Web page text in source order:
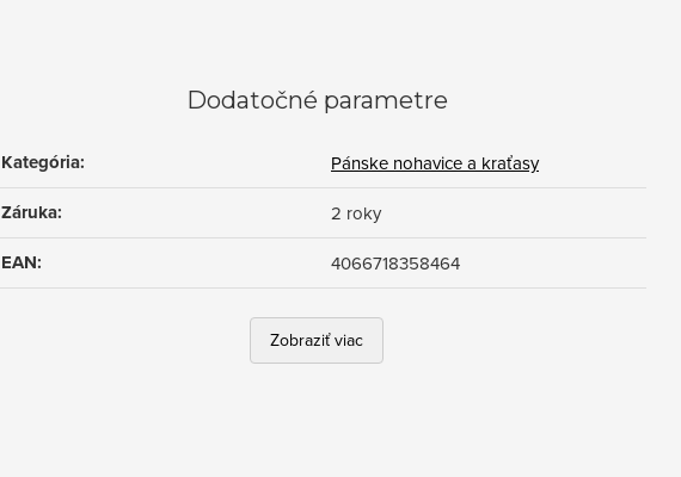
Dodatočné parametre
Kategória: Pánske nohavice a kraťasy
Záruka: 2 roky
EAN: 4066718358464
Zobraziť viac